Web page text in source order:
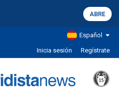
ABRE
Español
Inicia sesión Regístrate